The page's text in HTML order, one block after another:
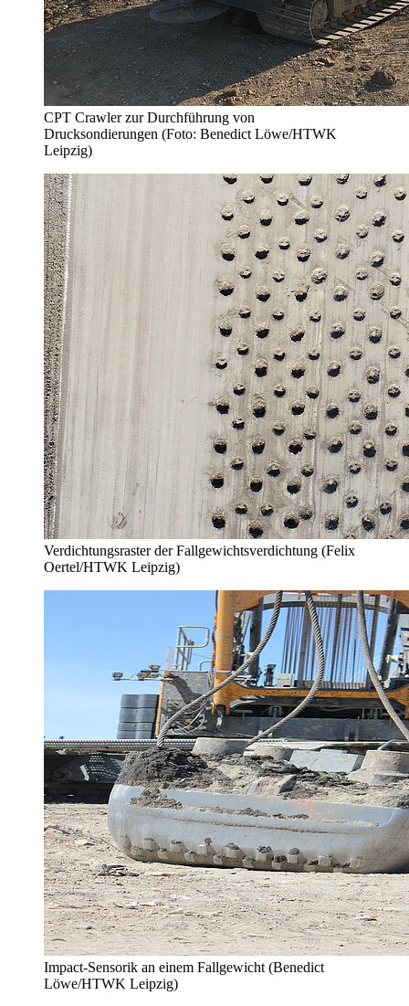
CPT Crawler zur Durchführung von
Drucksondierungen (Foto: Benedict Löwe/HTWK
Leipzig)
Verdichtungsraster der Fallgewichtsverdichtung (Felix
Oertel/HTWK Leipzig)
Impact-Sensorik an einem Fallgewicht (Benedict
Löwe/HTWK Leipzig)